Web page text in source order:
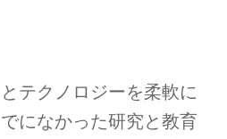
テクノロジーを柔軟に
になかった研究と教育